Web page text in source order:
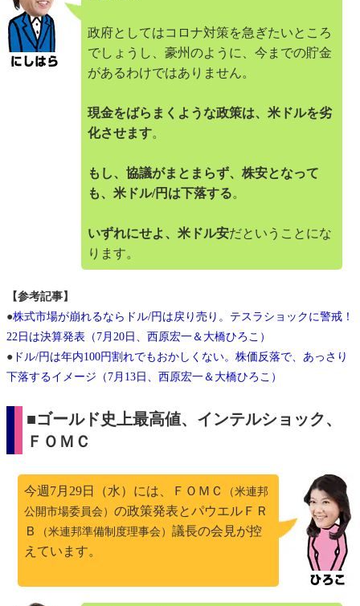
政府としてはコロナ対策を急ぎたいところ
でしょうし、豪州のように、今までの貯金
があるわけではありません。
現金をばらまくような政策は、米ドルを劣
化させます。
もし、協議がまとまらず、株安となって
も、米ドル/円は下落する。
いずれにせよ、米ドル安だということにな
ります。
【参考記事】
●株式市場が崩れるならドル/円は戻り売り。テスラショックに警戒！
22日は決算発表（7月20日、西原宏一＆大橋ひろこ）
● ドル/円は年内100円割れでもおかしくない。株価反落で、あっさり
下落するイメージ（7月13日、西原宏一＆大橋ひろこ）
■ゴールド史上最高値、インテルショック、
ＦＯＭＣ
今週7月29日（水）には、ＦＯＭＣ
（米連邦
公開市場委員会） の政策発表とパウエルＦＲ
Ｂ
（米連邦準備制度理事会） 議長の会見が控
えています。